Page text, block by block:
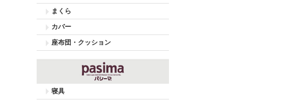
まくら
カバー
座布団・クッション
寝具